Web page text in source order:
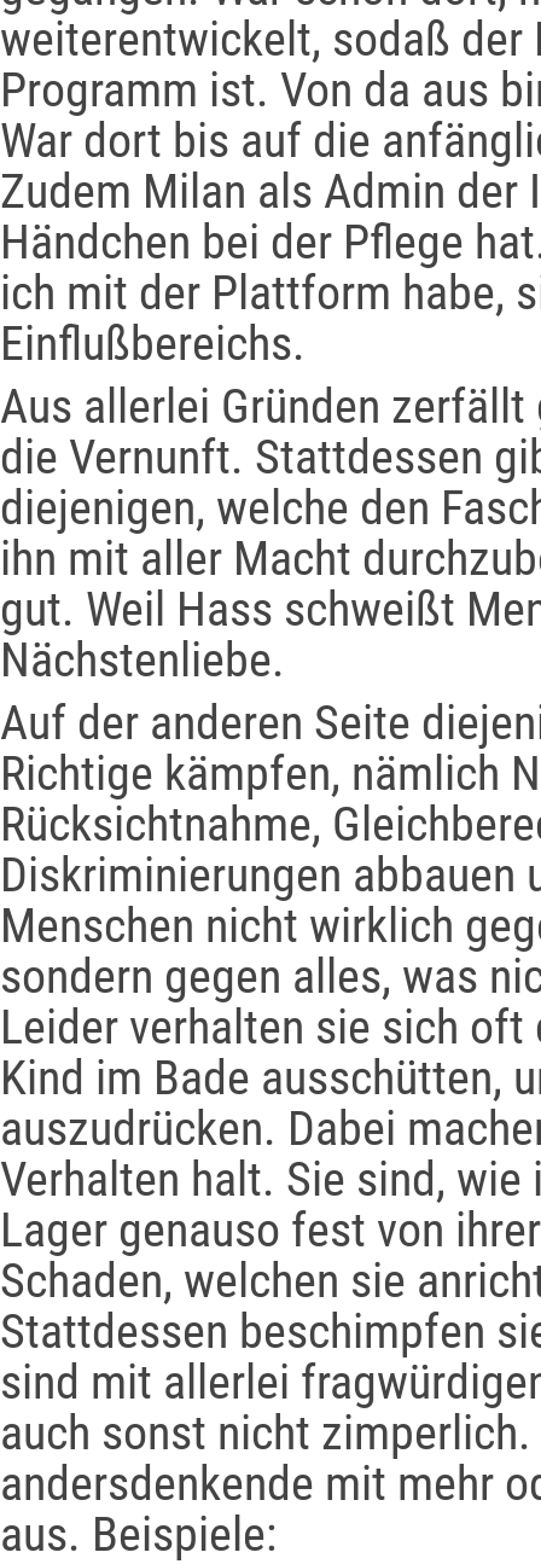
weiterentwickelt, sodaß der
Programm ist. Von da aus
War dort bis auf die
Zudem Milan als Admin
Händchen bei der Pflege
ich mit der Plattform habe,
Einflußbereichs.
Aus allerlei Gründen
die Vernunft. Stattdessen
diejenigen, welche den
ihn mit aller Macht
gut. Weil Hass schweißt
Nächstenliebe.
Auf der anderen Seite
Richtige kämpfen, nämlich
Rücksichtnahme,
Diskriminierungen
Menschen nicht wirklich
sondern gegen alles, was
Leider verhalten sie sich
Kind im Bade ausschütten,
auszudrücken. Dabei
Verhalten halt. Sie sind, wie
Lager genauso fest von
Schaden, welchen sie
Stattdessen beschimpfen
sind mit allerlei
auch sonst nicht
andersdenkende mit mehr
aus. Beispiele: